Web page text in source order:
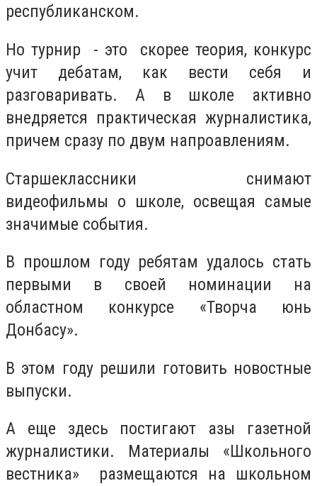
республиканском.
Но турнир - это скорее теория, конкурс
учит дебатам, как вести себя и
разговаривать. А в школе активно
внедряется практическая журналистика,
причем сразу по двум напроавлениям.
Старшеклассники снимают
видеофильмы о школе, освещая самые
значимые события.
В прошлом году ребятам удалось стать
первыми в своей номинации на
областном конкурсе «Творча юнь
Донбасу».
В этом году решили готовить новостные
выпуски.
А еще здесь постигают азы газетной
журналистики. Материалы «Школьного
вестника» размещаются на школьном